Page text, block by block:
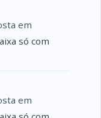
em
só com
em